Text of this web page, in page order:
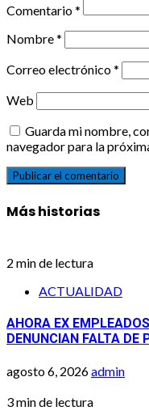
Comentario*
Nombre*
Correo electrónico*
Web
Guarda mi nombre,
navegador para la
Más historias
2 min de lectura
ACTUALIDAD
AHORA EX
DENUNCIAN FALTA DE
agosto 6, 2026admin
3 min de lectura